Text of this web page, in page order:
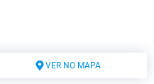
VER NO MAPA